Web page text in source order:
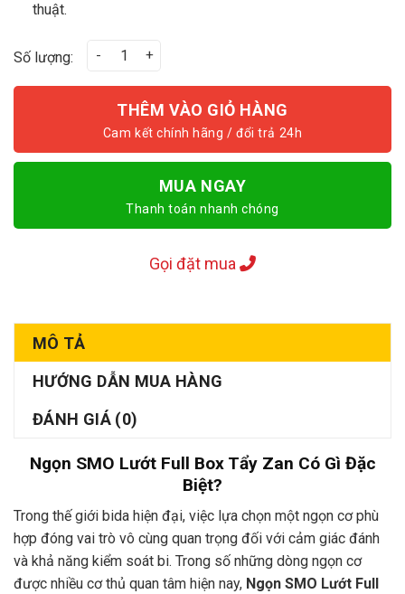
thuật.
Số lượng: Ngọn SMO Lướt Full Box Tẩy Zan số lượng
THÊM VÀO GIỎ HÀNG
MUA NGAY
Thanh toán nhanh chóng
Gọi đặt mua
MÔ TẢ
HƯỚNG DẪN MUA HÀNG
ĐÁNH GIÁ (0)
Ngọn SMO Lướt Full Box Tẩy Zan Có Gì Đặc
Biệt?
Trong thế giới bida hiện đại, việc lựa chọn một ngọn cơ phù
hợp đóng vai trò vô cùng quan trọng đối với cảm giác đánh
và khả năng kiểm soát bi. Trong số những dòng ngọn cơ
được nhiều cơ thủ quan tâm hiện nay, Ngọn SMO Lướt Full